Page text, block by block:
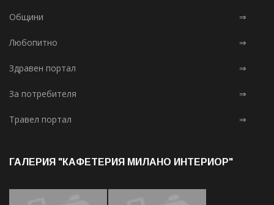
Общини ⇒
Любопитно ⇒
Здравен портал ⇒
За потребителя ⇒
Травел портал ⇒
ГАЛЕРИЯ "КАФЕТЕРИЯ МИЛАНО ИНТЕРИОР"